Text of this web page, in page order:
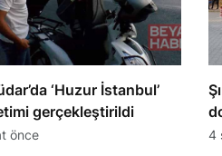
‘Huzur İstanbul’
gerçekleştirildi
önce 4